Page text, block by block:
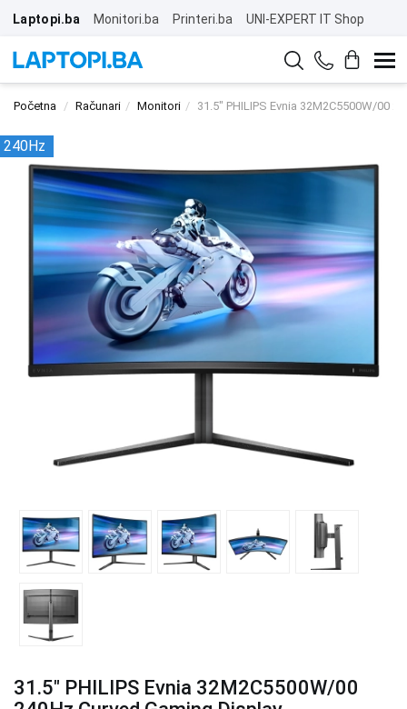
Laptopi.ba Monitori.ba Printeri.ba UNI-EXPERT IT Shop
Početna Računari Monitori 31.5" PHILIPS Evnia 32M2C5500W/00
240Hz
31.5" PHILIPS Evnia 32M2C5500W/00